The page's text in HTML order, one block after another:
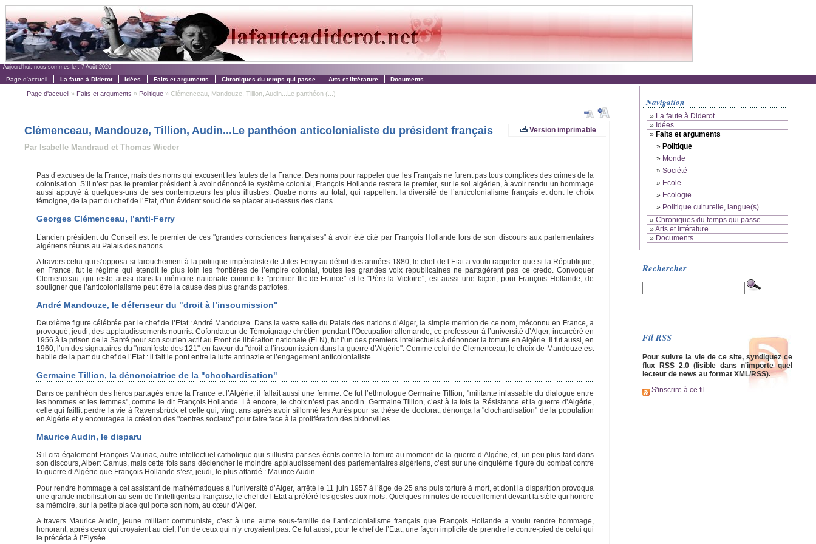
Aujourd'hui, nous sommes le : 7 Août 2026
Page d'accueil La faute à Diderot Idées Faits et arguments Chroniques du temps qui passe Arts et littérature Documents
Page d'accueil» Faits et arguments » Politique» Clémenceau, Mandouze, Tillion, Audin...Le panthéon (...)
Version imprimable
Clémenceau, Mandouze, Tillion, Audin...Le panthéon anticolonialiste du président français
Par Isabelle Mandraud et Thomas Wieder
Pas d’excuses de la France, mais des noms qui excusent les fautes de la France. Des noms pour rappeler que les Français ne furent pas tous complices des crimes de la
colonisation. S’il n’est pas le premier président à avoir dénoncé le système colonial, François Hollande restera le premier, sur le sol algérien, à avoir rendu un hommage
aussi appuyé à quelques-uns de ses contempteurs les plus illustres. Quatre noms au total, qui rappellent la diversité de l’anticolonialisme français et dont le choix
témoigne, de la part du chef de l’Etat, d’un évident souci de se placer au-dessus des clans.
Georges Clémenceau, l’anti-Ferry
L’ancien président du Conseil est le premier de ces "grandes consciences françaises" à avoir été cité par François Hollande lors de son discours aux parlementaires
algériens réunis au Palais des nations.
A travers celui qui s’opposa si farouchement à la politique impérialiste de Jules Ferry au début des années 1880, le chef de l’Etat a voulu rappeler que si la République,
en France, fut le régime qui étendit le plus loin les frontières de l’empire colonial, toutes les grandes voix républicaines ne partagèrent pas ce credo. Convoquer
Clemenceau, qui reste aussi dans la mémoire nationale comme le "premier flic de France" et le "Père la Victoire", est aussi une façon, pour François Hollande, de
souligner que l’anticolonialisme peut être la cause des plus grands patriotes.
André Mandouze, le défenseur du "droit à l’insoumission"
Deuxième figure célébrée par le chef de l’Etat : André Mandouze. Dans la vaste salle du Palais des nations d’Alger, la simple mention de ce nom, méconnu en France, a
provoqué, jeudi, des applaudissements nourris. Cofondateur de Témoignage chrétien pendant l’Occupation allemande, ce professeur à l’université d’Alger, incarcéré en
1956 à la prison de la Santé pour son soutien actif au Front de libération nationale (FLN), fut l’un des premiers intellectuels à dénoncer la torture en Algérie. Il fut aussi, en
1960, l’un des signataires du "manifeste des 121" en faveur du "droit à l’insoumission dans la guerre d’Algérie". Comme celui de Clemenceau, le choix de Mandouze est
habile de la part du chef de l’Etat : il fait le pont entre la lutte antinazie et l’engagement anticolonialiste.
Germaine Tillion, la dénonciatrice de la "chochardisation"
Dans ce panthéon des héros partagés entre la France et l’Algérie, il fallait aussi une femme. Ce fut l’ethnologue Germaine Tillion, "militante inlassable du dialogue entre
les hommes et les femmes", comme le dit François Hollande. Là encore, le choix n’est pas anodin. Germaine Tillion, c’est à la fois la Résistance et la guerre d’Algérie,
celle qui faillit perdre la vie à Ravensbrück et celle qui, vingt ans après avoir sillonné les Aurès pour sa thèse de doctorat, dénonça la "clochardisation" de la population
en Algérie et y encouragea la création des "centres sociaux" pour faire face à la prolifération des bidonvilles.
Maurice Audin, le disparu
S’il cita également François Mauriac, autre intellectuel catholique qui s’illustra par ses écrits contre la torture au moment de la guerre d’Algérie, et, un peu plus tard dans
son discours, Albert Camus, mais cette fois sans déclencher le moindre applaudissement des parlementaires algériens, c’est sur une cinquième figure du combat contre
la guerre d’Algérie que François Hollande s’est, jeudi, le plus attardé : Maurice Audin.
Pour rendre hommage à cet assistant de mathématiques à l’université d’Alger, arrêté le 11 juin 1957 à l’âge de 25 ans puis torturé à mort, et dont la disparition provoqua
une grande mobilisation au sein de l’intelligentsia française, le chef de l’Etat a préféré les gestes aux mots. Quelques minutes de recueillement devant la stèle qui honore
sa mémoire, sur la petite place qui porte son nom, au cœur d’Alger.
A travers Maurice Audin, jeune militant communiste, c’est à une autre sous-famille de l’anticolonialisme français que François Hollande a voulu rendre hommage,
honorant, après ceux qui croyaient au ciel, l’un de ceux qui n’y croyaient pas. Ce fut aussi, pour le chef de l’Etat, une façon implicite de prendre le contre-pied de celui qui
le précéda à l’Elysée.
Navigation
» La faute à Diderot
» Idées
» Faits et arguments
» Politique
» Monde
» Société
» Ecole
» Ecologie
» Politique culturelle, langue(s)
» Chroniques du temps qui passe
»Arts et littérature
» Documents
Rechercher
Fil RSS
Pour suivre la vie de ce site, syndiquez ce
flux RSS 2.0 (lisible dans n'importe quel
lecteur de news au format XML/RSS).
S'inscrire à ce fil